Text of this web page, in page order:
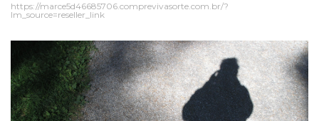
https://marce5d46685706.comprevivasorte.com.br/?
lm_source=reseller_link